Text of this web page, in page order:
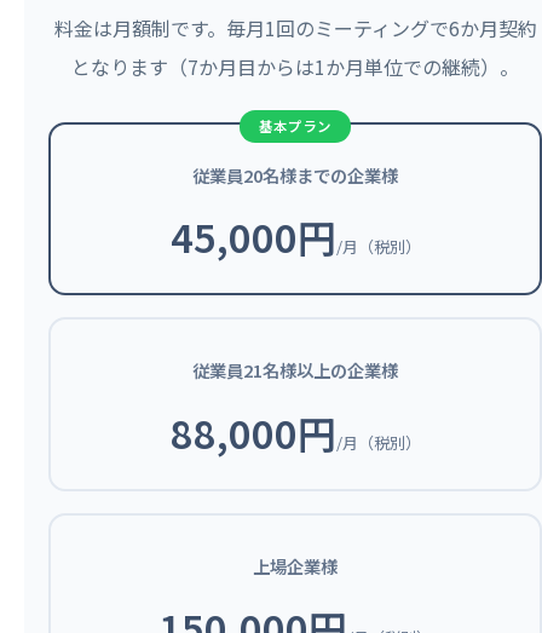
料金は月額制です。毎月1回のミーティングで6か月契約
となります（7か月目からは1か月単位での継続）。
従業員20名様までの企業様
45,000円/月（税別）
従業員21名様以上の企業様
88,000円/月（税別）
上場企業様